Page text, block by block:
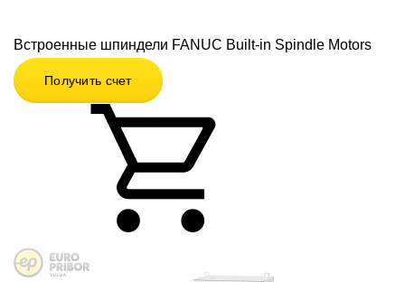
Встроенные шпиндели FANUC Built-in Spindle Motors
Получить счет